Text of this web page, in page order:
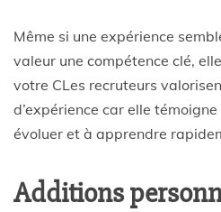
Même si une expérience
valeur une compétence clé,
votre CLes recruteurs
d’expérience car elle
évoluer et à apprendre
Additions